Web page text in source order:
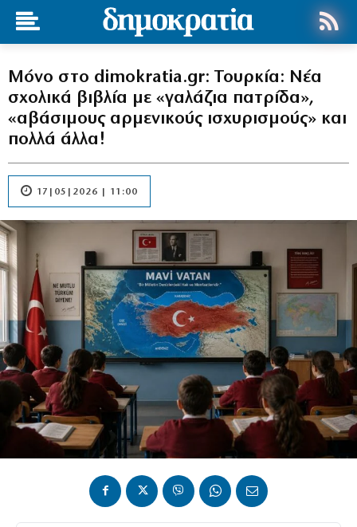
Μόνο στο dimokratia.gr: Τουρκία: Νέα
σχολικά βιβλία με «γαλάζια πατρίδα»,
«αβάσιμους αρμενικούς ισχυρισμούς» και
πολλά άλλα!
17|05|2026 | 11:00